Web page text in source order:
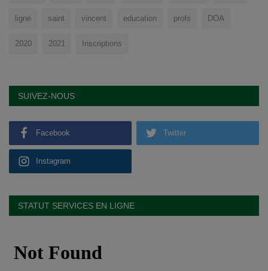
ligne saint vincent education profs DOA
2020 2021 Inscriptions
SUIVEZ-NOUS
Facebook Twitter
Instagram
STATUT SERVICES EN LIGNE